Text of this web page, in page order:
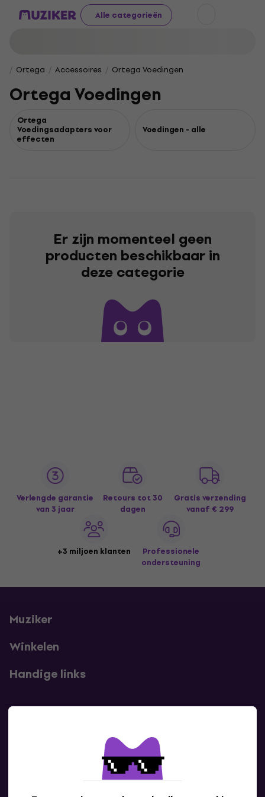
Alle categorieën
Ortega Accessoires Ortega Voedingen
Ortega Voedingen
Ortega
Voedingsadapters voor
effecten
Voedingen - alle
Er zijn momenteel geen
producten beschikbaar in
deze categorie
Verlengde garantie
van 3 jaar
Retours tot 30
dagen
Gratis verzending
vanaf € 299
+3 miljoen klanten
Professionele
ondersteuning
Muziker
Winkelen
Handige links
Neem contact met ons op